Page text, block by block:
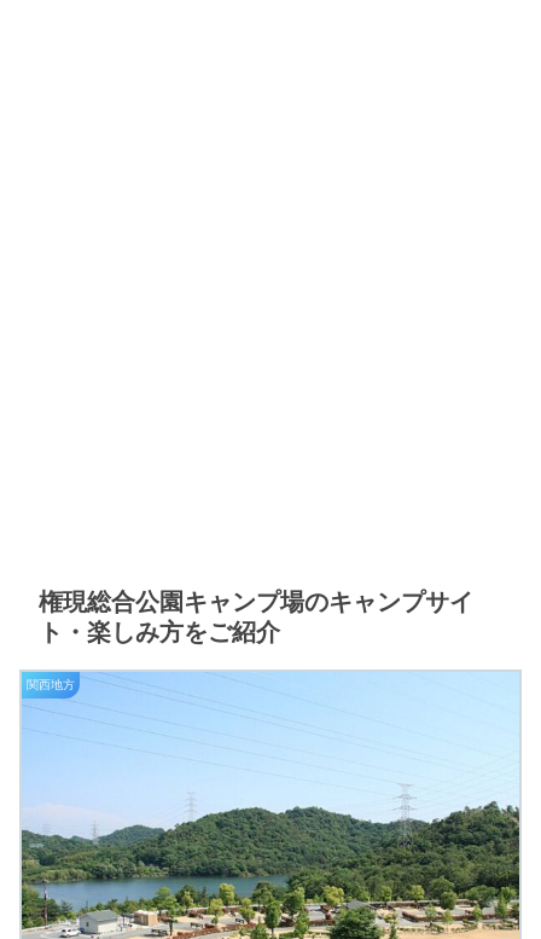
権現総合公園キャンプ場のキャンプサイ
ト・楽しみ方をご紹介
関西地方